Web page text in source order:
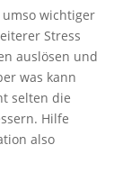
wichtiger
Stress
auslösen und
was kann
selten die
Hilfe
also